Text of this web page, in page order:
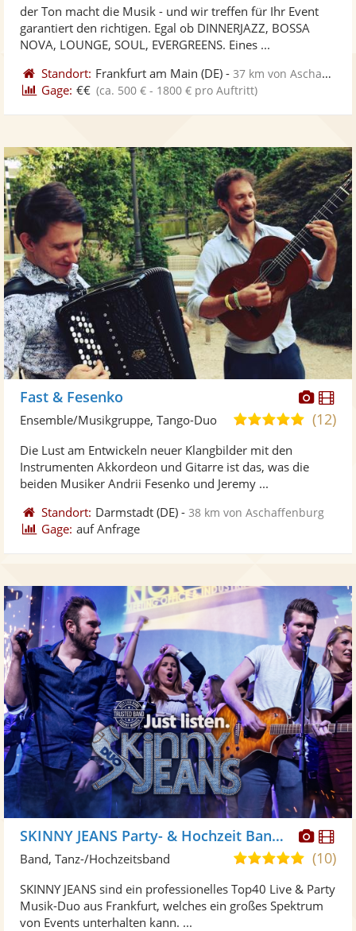
Fotos
5
der Ton macht die Musik - und wir treffen für Ihr Event
garantiert den richtigen. Egal ob DINNERJAZZ, BOSSA
NOVA, LOUNGE, SOUL, EVERGREENS. Eines ...
Standort: Frankfurt am Main (DE) -37 km von Aschaffenburg
Gage: €€ (ca. 500 € - 1800 € pro Auftritt)
Fast & Fesenko
5,0(12)
Ensemble/Musikgruppe, Tango-Duo
Die Lust am Entwickeln neuer Klangbilder mit den
Instrumenten Akkordeon und Gitarre ist das, was die
beiden Musiker Andrii Fesenko und Jeremy ...
Standort: Darmstadt (DE) -38 km von Aschaffenburg
Gage: auf Anfrage
Fotos
SKINNY JEANS Party- & Hochzeit Band & DJ
5,0
5
(10)
Band, Tanz-/Hochzeitsband
SKINNY JEANS sind ein professionelles Top40 Live & Party
Musik-Duo aus Frankfurt, welches ein großes Spektrum
von Events unterhalten kann. ...